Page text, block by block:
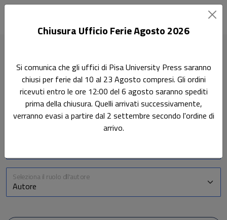
Gli Autori
Tutti i nostri autori
Seleziona il ruolo dll'autore
Chiusura Ufficio Ferie Agosto 2026
Si comunica che gli uffici di Pisa University Press saranno
chiusi per ferie dal 10 al 23 Agosto compresi. Gli ordini
ricevuti entro le ore 12:00 del 6 agosto saranno spediti
prima della chiusura. Quelli arrivati successivamente,
verranno evasi a partire dal 2 settembre secondo l'ordine di
arrivo.